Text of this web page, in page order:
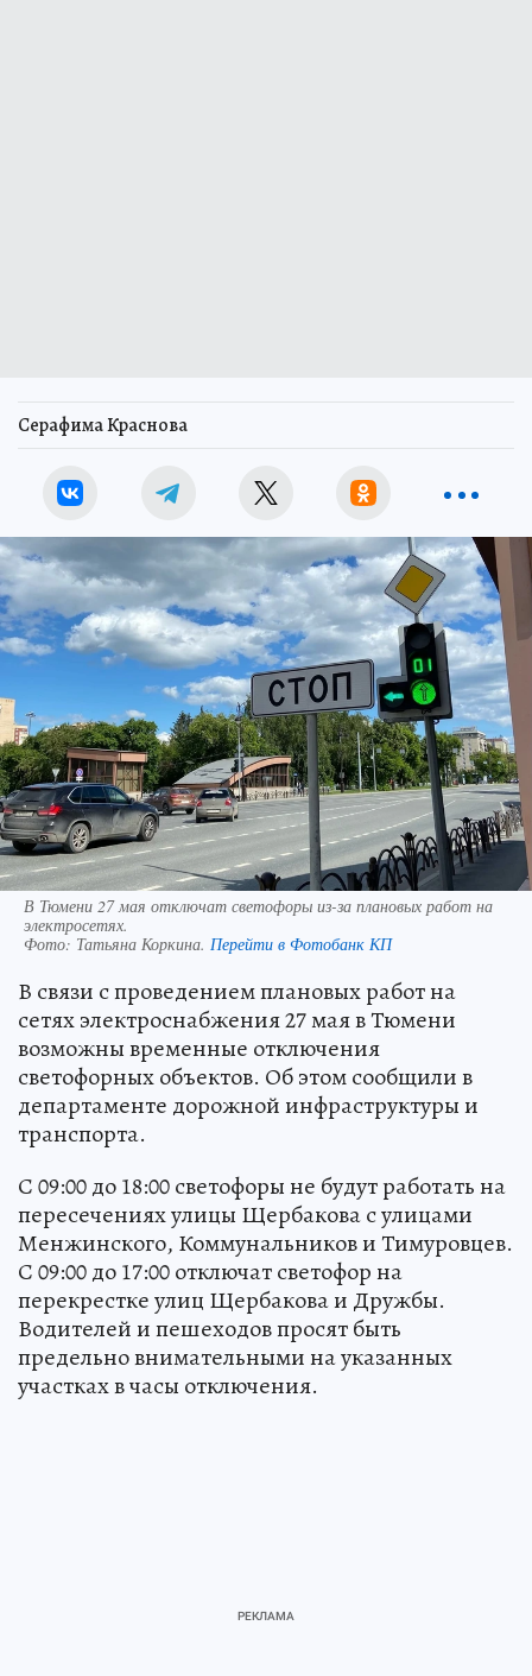
Серафима Краснова
В Тюмени 27 мая отключат светофоры из-за плановых работ на
электросетях.
Фото: Татьяна Коркина. Перейти в Фотобанк КП
В связи с проведением плановых работ на
сетях электроснабжения 27 мая в Тюмени
возможны временные отключения
светофорных объектов. Об этом сообщили в
департаменте дорожной инфраструктуры и
транспорта.
С 09:00 до 18:00 светофоры не будут работать на
пересечениях улицы Щербакова с улицами
Менжинского, Коммунальников и Тимуровцев.
С 09:00 до 17:00 отключат светофор на
перекрестке улиц Щербакова и Дружбы.
Водителей и пешеходов просят быть
предельно внимательными на указанных
участках в часы отключения.